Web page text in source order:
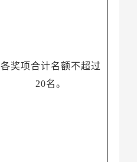
各奖项合计名额不超过
20名。